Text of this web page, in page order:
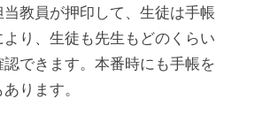
教員が押印して、生徒は手帳
り、生徒も先生もどのくらい
できます。本番時にも手帳を
ります。